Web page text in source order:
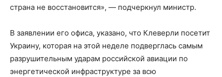
страна не восстановится», — подчеркнул министр.
В заявлении его офиса, указано, что Клеверли посетит
Украину, которая на этой неделе подверглась самым
разрушительным ударам российской авиации по
энергетической инфраструктуре за всю